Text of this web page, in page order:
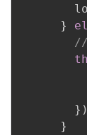
}
//
} )
}